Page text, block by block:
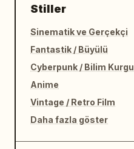
Stiller
Sinematik ve Gerçekçi
Fantastik / Büyülü
Cyberpunk / Bilim Kurgu
Anime
Vintage / Retro Film
Daha fazla göster